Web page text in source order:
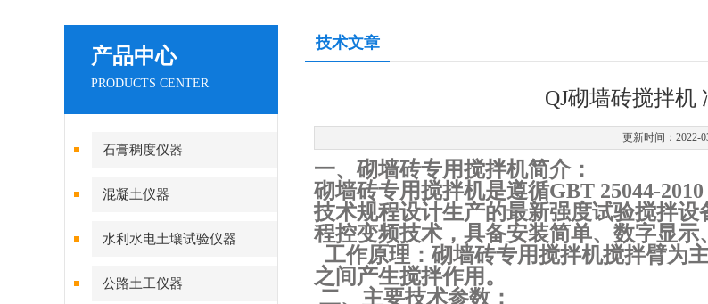
产品中心
PRODUCTS CENTER
石膏稠度仪器
混凝土仪器
水利水电土壤试验仪器
公路土工仪器
技术文章
QJ砌墙砖搅拌机
更新时间：2022-
一、 砌墙砖专用搅拌机简介：
砌墙砖专用搅拌机是遵循GBT 25044-2010
技术规程设计生产的最新强度试验搅拌
程控变频技术，具备安装简单、数字显示
工作原理：砌墙砖专用搅拌机搅拌臂为
之间产生搅拌作用。
二、主要技术参数：